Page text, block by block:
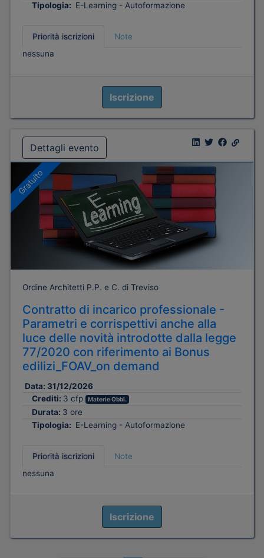
Tipologia: E-Learning - Autoformazione
Priorità iscrizioni
Note
nessuna
Iscrizione
Dettagli evento
Gratuito
Ordine Architetti P.P. e C. di Treviso
Contratto di incarico professionale -
Parametri e corrispettivi anche alla
luce delle novità introdotte dalla legge
77/2020 con riferimento ai Bonus
edilizi_FOAV_on demand
Data: 31/12/2026
Crediti: 3 cfp Materie Obbl.
Durata: 3 ore
Tipologia: E-Learning - Autoformazione
Priorità iscrizioni
Note
nessuna
Iscrizione